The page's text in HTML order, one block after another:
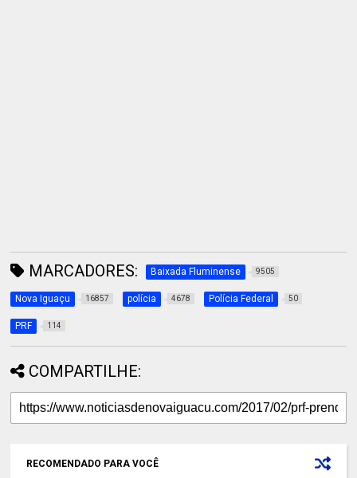
MARCADORES: Baixada Fluminense 9505
Nova Iguaçu 16857 polícia 4678 Polícia Federal 50
PRF 114
COMPARTILHE:
RECOMENDADO PARA VOCÊ